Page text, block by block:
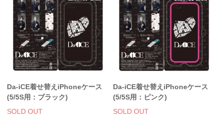
Da-iCE着せ替えiPhoneケース
(5/5S用：ブラック)
SOLD OUT
Da-iCE着せ替えiPhoneケース
(5/5S用：ピンク)
SOLD OUT